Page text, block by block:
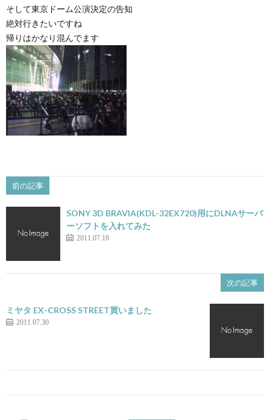
そして東京ドーム公演決定の告知
絶対行きたいですね
帰りはかなり混んでます
前の記事
SONY 3D BRAVIA(KDL-32EX720)用にDLNAサーバ
ーソフトを入れてみた
2011.07.18
次の記事
ミヤタ EX-CROSS STREET買いました
2011.07.30